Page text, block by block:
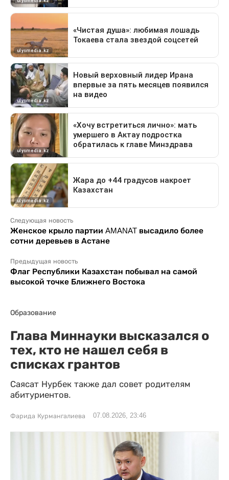
Следующая новость
Женское крыло партии AMANAT высадило более
сотни деревьев в Астане
Предыдущая новость
Флаг Республики Казахстан побывал на самой
высокой точке Ближнего Востока
Образование
Глава Миннауки высказался о
тех, кто не нашел себя в
списках грантов
Саясат Нурбек также дал совет родителям
абитуриентов.
Фарида Курмангалиева 07.08.2026, 23:46